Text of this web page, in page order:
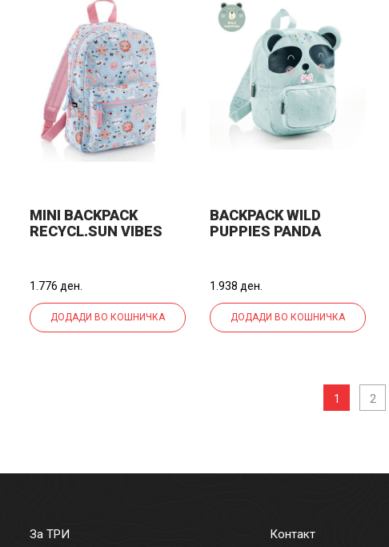
MINI BACKPACK
RECYCL.SUN VIBES
1.776 ден.
ДОДАДИ ВО КОШНИЧКА
BACKPACK WILD
PUPPIES PANDA
1.938 ден.
ДОДАДИ ВО КОШНИЧКА
1 2
За ТРИ Контакт